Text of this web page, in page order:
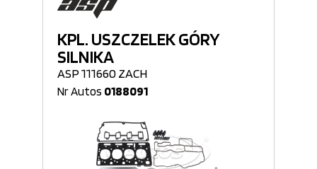
KPL. USZCZELEK GÓRY
SILNIKA
ASP 111660 ZACH
Nr Autos 0188091